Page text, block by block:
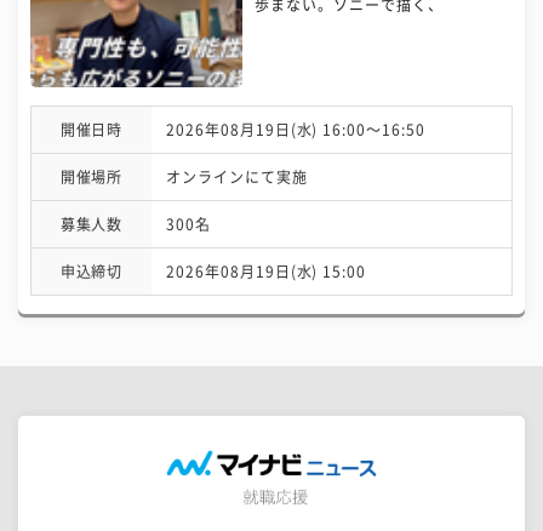
歩まない。ソニーで描く、
開催日時 2026年08月19日(水) 16:00〜16:50
開催場所 オンラインにて実施
募集人数 300名
申込締切 2026年08月19日(水) 15:00